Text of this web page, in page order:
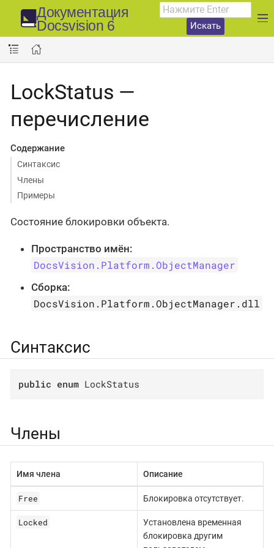
Документация
Docsvision 6
Искать
LockStatus —
перечисление
Содержание
Синтаксис
Члены
Примеры
Состояние блокировки объекта.
Пространство имён:
DocsVision.Platform.ObjectManager
Сборка:
DocsVision.Platform.ObjectManager.dll
Синтаксис
public enum LockStatus
Члены
Имя члена Описание
Free Блокировка отсутствует.
Locked
Установлена временная
блокировка другим